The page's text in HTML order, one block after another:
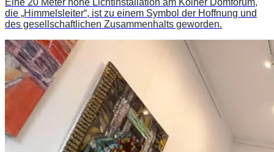
Eine 20 Meter hohe Lichtinstallation am Kölner Domforum,
die „Himmelsleiter“, ist zu einem Symbol der Hoffnung und
des gesellschaftlichen Zusammenhalts geworden.